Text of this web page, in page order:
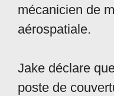
mécanicien de
aérospatiale.
Jake déclare
poste de